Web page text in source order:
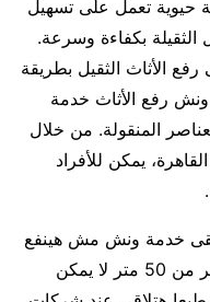
حيوية تعمل على تسهيل
الثقيلة بكفاءة وسرعة.
الأثاث الثقيل بطريقة
ونش رفع الأثاث خدمة
المنقولة. من خلال
يمكن للأفراد
خدمة ونش مش هينفع
عندك. وكمان لو ساكن فى ارتفاع اكثر من 50 متر لا يمكن